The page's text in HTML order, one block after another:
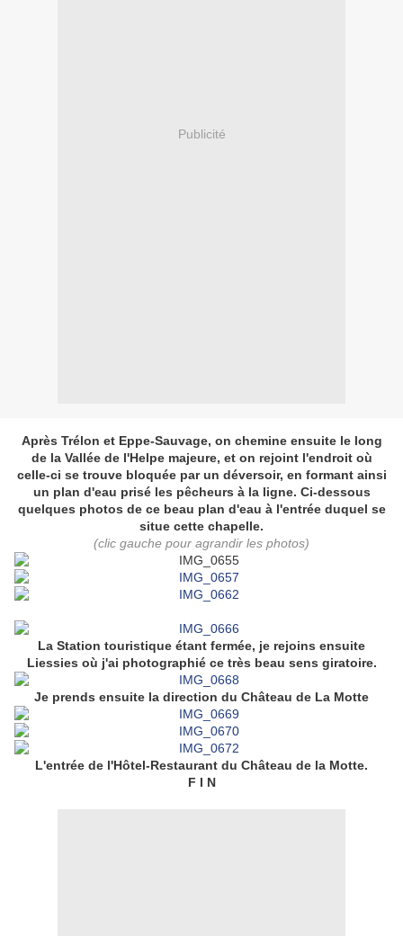
Publicité
Après Trélon et Eppe-Sauvage, on chemine ensuite le long
de la Vallée de l'Helpe majeure, et on rejoint l'endroit où
celle-ci se trouve bloquée par un déversoir, en formant ainsi
un plan d'eau prisé les pêcheurs à la ligne. Ci-dessous
quelques photos de ce beau plan d'eau à l'entrée duquel se
situe cette chapelle.
(clic gauche pour agrandir les photos)
La Station touristique étant fermée, je rejoins ensuite
Liessies où j'ai photographié ce très beau sens giratoire.
Je prends ensuite la direction du Château de La Motte
L'entrée de l'Hôtel-Restaurant du Château de la Motte.
F I N